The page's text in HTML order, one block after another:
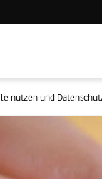
nutzen und